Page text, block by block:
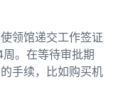
领馆递交工作签证
。在等待审批期
手续，比如购买机